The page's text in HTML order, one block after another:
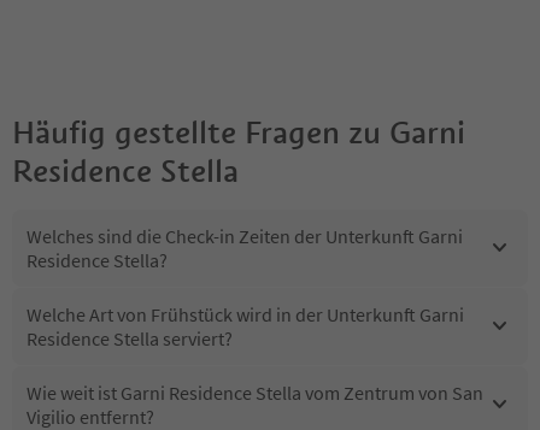
Häufig gestellte Fragen zu Garni
Residence Stella
Welches sind die Check-in Zeiten der Unterkunft Garni
Residence Stella?
Welche Art von Frühstück wird in der Unterkunft Garni
Residence Stella serviert?
Wie weit ist Garni Residence Stella vom Zentrum von San
Vigilio entfernt?